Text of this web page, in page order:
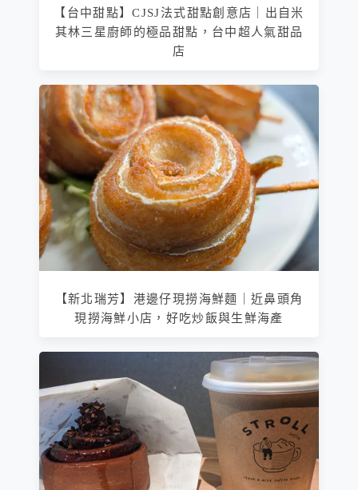
【台中甜點】CJSJ法式甜點創意店｜出自米
其林三星廚師的極品甜點，台中超人氣甜品
店
【新北瑞芳】港邊仔現撈海鮮麵｜近鼻頭角
現撈海鮮小店，好吃炒飯與生鮮海產